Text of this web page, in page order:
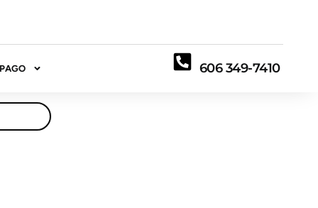
606 349-7410